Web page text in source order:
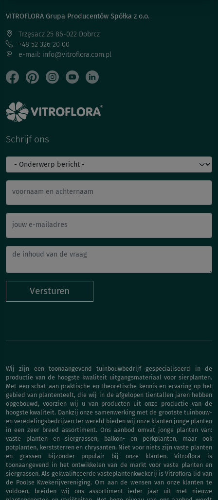
VITROFLORA Grupa Producentów Spółka z o.o.
Trzęsacz 25 86-022 Dobrcz
+48 52 326 20 00
e-mail: info@vitroflora.com.pl
Schrijf ons
voornaam en achternaam
jouw e-mailadres
Versturen
Wij zijn een toonaangevend tuinbouwbedrijf gespecialiseerd in de
productie van de hoogste kwaliteit uitgangsmateriaal voor sierplanten.
Met een schat aan praktische en theoretische kennis en ervaring op het
gebied van plantenteelt, die wij in de afgelopen tientallen jaren hebben
opgebouwd, voorzien wij u van producten uit onze productie van de
hoogste kwaliteit. Dankzij onze samenwerking met de grootste tuinbouw-
en veredelingsbedrijven ter wereld bieden wij onze klanten jonge planten
in een zeer breed assortiment. Ons aanbod omvat jonge planten van:
vaste planten en siergrassen, balkon- en perkplanten, maar ook
potplanten, kerststerren en chrysanten. Niet voor niets zijn vaste planten
en grassen bijzonder populair bij onze klanten. Vitroflora is
toonaangevend in het ontwikkelen van de markt voor vaste planten en
siergrassen. Als gekwalificeerde vasteplantenkwekerij is Vitroflora lid van
de Poolse Kwekerijvereniging. Om aan de wensen van onze klanten te
voldoen, breiden wij ons assortiment ieder jaar uit met nieuwe